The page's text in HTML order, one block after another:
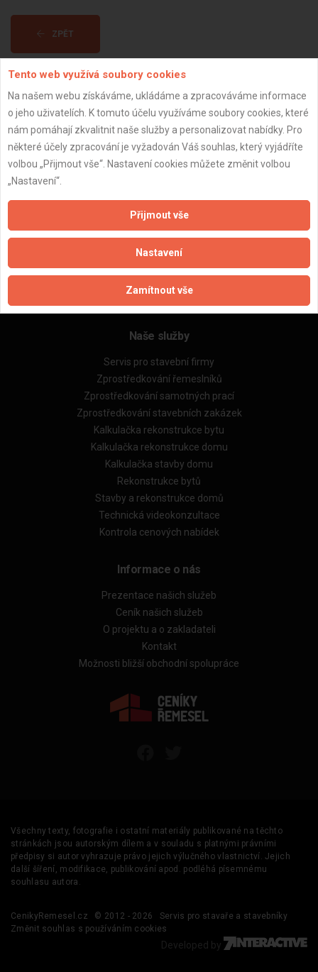
ZPĚT
Důležité informace
Zpracování a ochrana osobních údajů
Zásady pro používání souborů cookie
Obchodní podmínky (zprostředkování)
Naše služby
Servis pro stavební firmy
Zprostředkování řemeslníků
Zprostředkování samotných prací
Zprostředkování stavebních zakázek
Kalkulačka rekonstrukce bytu
Kalkulačka rekonstrukce domu
Kalkulačka stavby domu
Rekonstrukce bytů
Stavby a rekonstrukce domů
Technická videokonzultace
Kontrola cenových nabídek
Informace o nás
Prezentace našich služeb
Ceník našich služeb
O projektu a o zakladateli
Kontakt
Možnosti bližší obchodní spolupráce
Všechny texty, fotografie i ostatní materiály publikované na těchto
stránkách jsou autorským dílem a v souladu s platnými právními
předpisy si autor vyhrazuje právo jejich výlučného vlastnictví. Jejich
další šíření, modifikace, publikování apod. podléhá písemnému
souhlasu autora.
CenikyRemesel.cz © 2012 - 2026
Servis pro stavaře a stavebníky
Změnit souhlas s používáním cookies
Developed by
Tento web využívá soubory cookies
Na našem webu získáváme, ukládáme a zpracováváme informace
o jeho uživatelích. K tomuto účelu využíváme soubory cookies, které
nám pomáhají zkvalitnit naše služby a personalizovat nabídky. Pro
některé účely zpracování je vyžadován Váš souhlas, který vyjádříte
volbou „Přijmout vše“. Nastavení cookies můžete změnit volbou
„Nastavení“.
Přijmout vše
Nastavení
Zamítnout vše